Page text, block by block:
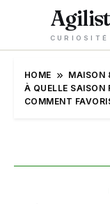
CURIOSITÉ
HOME
MAISON
À QUELLE SAISON
COMMENT